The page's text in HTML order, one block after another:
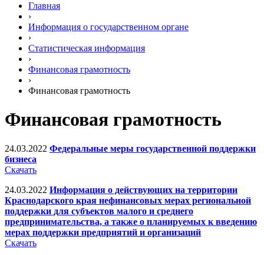
Главная
›
Информация о государственном органе
›
Статистическая информация
›
Финансовая грамотность
›
Финансовая грамотность
Финансовая грамотность
24.03.2022 Федеральные меры государственной поддержки
бизнеса
Скачать
24.03.2022 Информация о действующих на территории
Краснодарского края нефинансовых мерах региональной
поддержки для субъектов малого и среднего
предпринимательства, а также о планируемых к введению
мерах поддержки предприятий и организаций
Скачать